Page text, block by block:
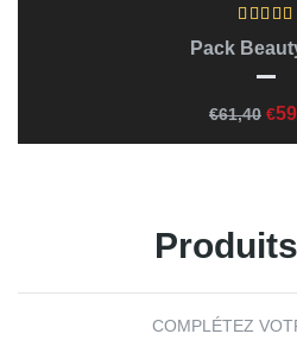
Ajouter Au
Pack
61,40
€
Le
€
COMPLÉTEZ